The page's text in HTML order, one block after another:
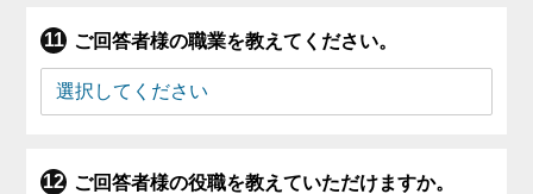
ご回答者様の職業を教えてください。
ご回答者様の役職を教えていただけますか。